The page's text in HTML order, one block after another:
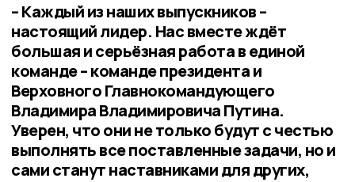
– Каждый из наших выпускников –
настоящий лидер. Нас вместе ждёт
большая и серьёзная работа в единой
команде – команде президента и
Верховного Главнокомандующего
Владимира Владимировича Путина.
Уверен, что они не только будут с честью
выполнять все поставленные задачи, но и
сами станут наставниками для других,